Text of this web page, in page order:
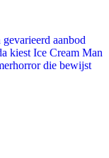
aanbod
kiest Ice Cream Man
die bewijst